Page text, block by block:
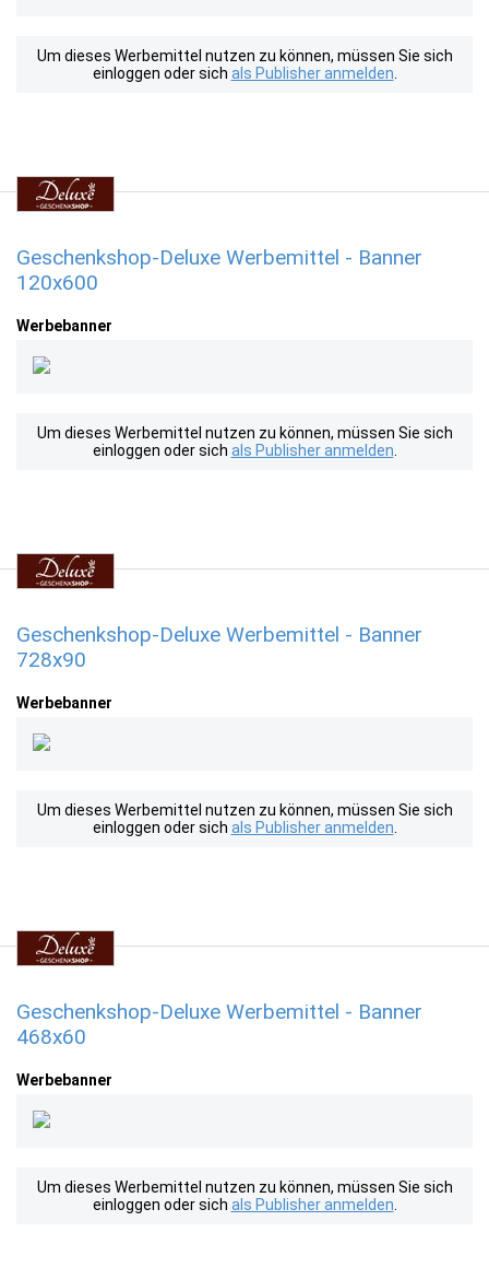
Um dieses Werbemittel nutzen zu können, müssen Sie sich
einloggen oder sich als Publisher anmelden
Geschenkshop-Deluxe Werbemittel - Banner
120x600
Werbebanner
Um dieses Werbemittel nutzen zu können, müssen Sie sich
einloggen oder sich als Publisher anmelden
Geschenkshop-Deluxe Werbemittel - Banner
728x90
Werbebanner
Um dieses Werbemittel nutzen zu können, müssen Sie sich
einloggen oder sich als Publisher anmelden
Geschenkshop-Deluxe Werbemittel - Banner
468x60
Werbebanner
Um dieses Werbemittel nutzen zu können, müssen Sie sich
einloggen oder sich als Publisher anmelden